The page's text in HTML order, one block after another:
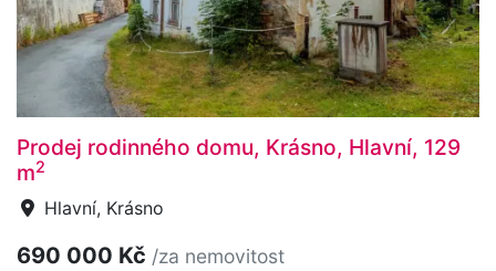
Prodej rodinného domu, Krásno, Hlavní, 129
m2
Hlavní, Krásno
690 000 Kč /za nemovitost